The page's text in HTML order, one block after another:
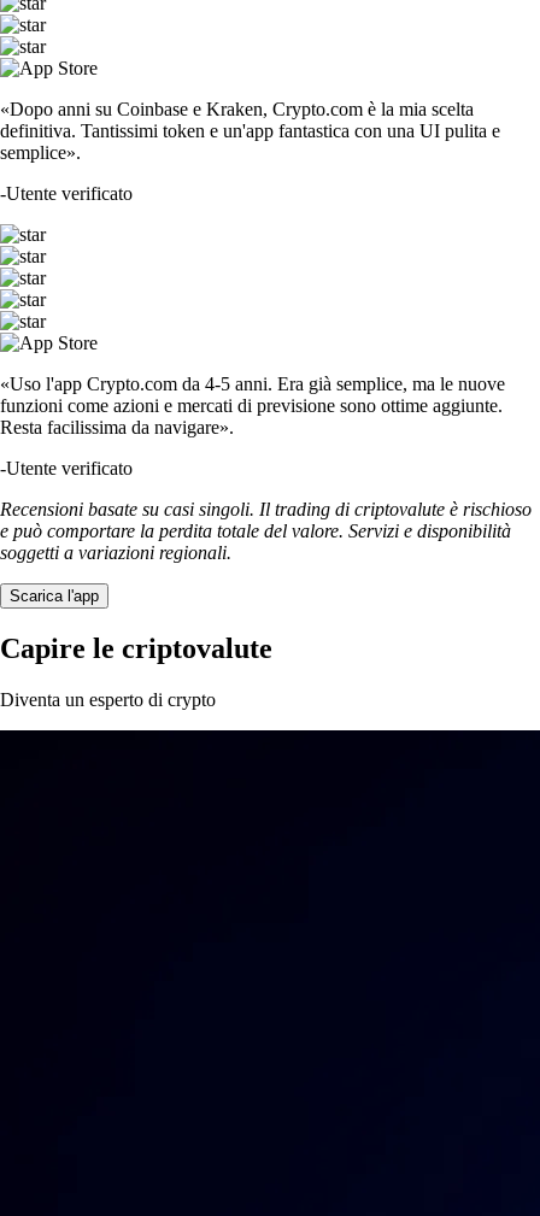
«Dopo anni su Coinbase e Kraken, Crypto.com è la mia scelta
definitiva. Tantissimi token e un'app fantastica con una UI pulita e
semplice».
-Utente verificato
«Uso l'app Crypto.com da 4-5 anni. Era già semplice, ma le nuove
funzioni come azioni e mercati di previsione sono ottime aggiunte.
Resta facilissima da navigare».
-Utente verificato
Recensioni basate su casi singoli. Il trading di criptovalute è rischioso
e può comportare la perdita totale del valore. Servizi e disponibilità
soggetti a variazioni regionali.
Scarica l'app
Capire le criptovalute
Diventa un esperto di crypto